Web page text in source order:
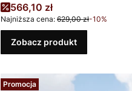
Cena promocyjna
566,10 zł
Najniższa cena: 629,00 zł-10%
Zobacz produkt
Promocja